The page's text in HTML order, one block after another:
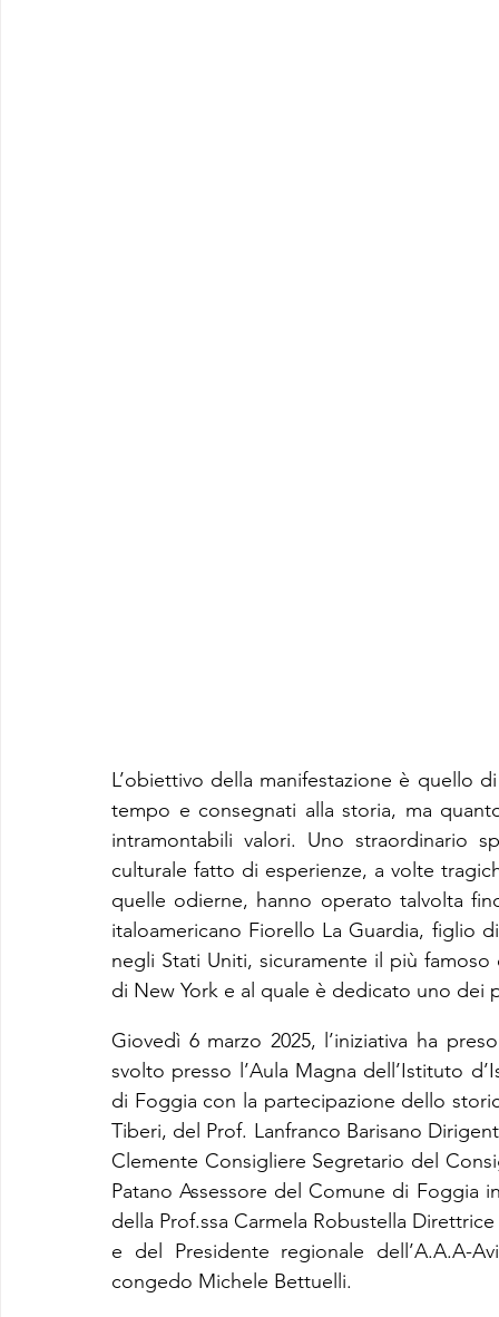
L’obiettivo della manifestazione è quello
tempo e consegnati alla storia, ma
intramontabili valori. Uno straordinario
culturale fatto di esperienze, a volte
quelle odierne, hanno operato talvolta
italoamericano Fiorello La Guardia, figlio
negli Stati Uniti, sicuramente il più
di New York e al quale è dedicato uno
Giovedì 6 marzo 2025, l’iniziativa ha
svolto presso l’Aula Magna dell’Istituto
di Foggia con la partecipazione dello
Tiberi, del Prof. Lanfranco Barisano
Clemente Consigliere Segretario del
Patano Assessore del Comune di Foggia
della Prof.ssa Carmela Robustella
e del Presidente regionale dell’A.A.A-
congedo Michele Bettuelli.